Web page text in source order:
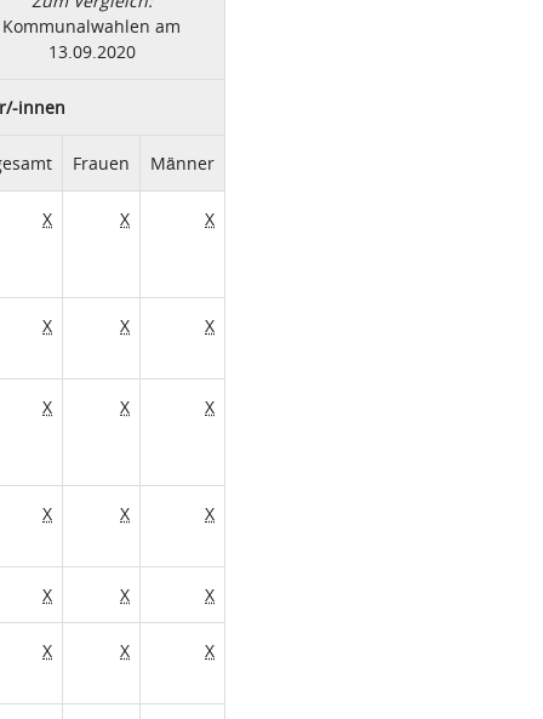
Kommunalwahlen am
13.09.2020
innen
Frauen Männer
X X X
X X X
X X X
X X X
X X X
X X X